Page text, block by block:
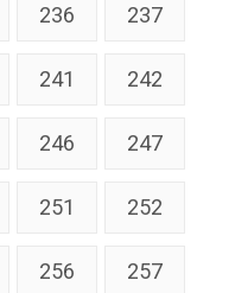
236 237
241 242
246 247
251 252
256 257